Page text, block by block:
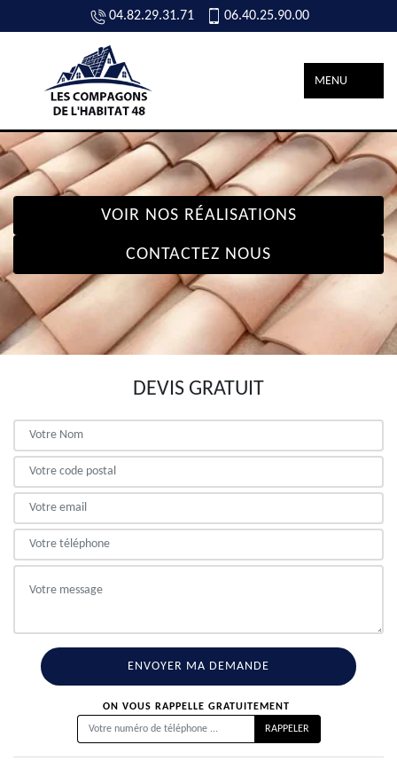
04.82.29.31.71 06.40.25.90.00
MENU
VOIR NOS RÉALISATIONS
CONTACTEZ NOUS
DEVIS GRATUIT
ON VOUS RAPPELLE GRATUITEMENT